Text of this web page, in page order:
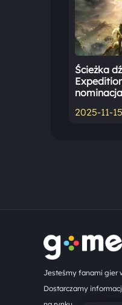
Ścieżka
2025-11-15
Jesteśmy fanami gier
Dostarczamy